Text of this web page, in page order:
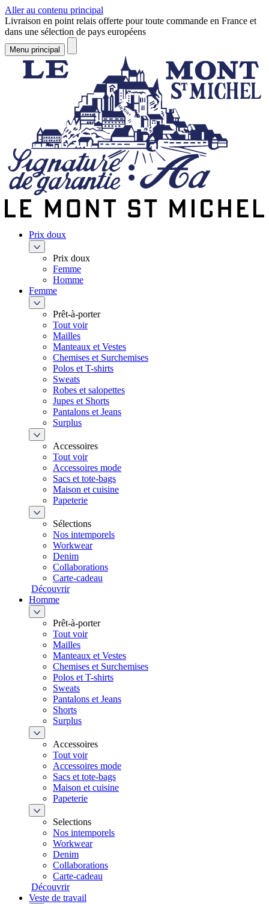
Aller au contenu principal
Livraison en point relais offerte pour toute commande en France et
dans une sélection de pays européens
Menu principal
Prix doux
Prix doux
Femme
Homme
Femme
Prêt-à-porter
Tout voir
Mailles
Manteaux et Vestes
Chemises et Surchemises
Polos et T-shirts
Sweats
Robes et salopettes
Jupes et Shorts
Pantalons et Jeans
Surplus
Accessoires
Tout voir
Accessoires mode
Sacs et tote-bags
Maison et cuisine
Papeterie
Sélections
Nos intemporels
Workwear
Denim
Collaborations
Carte-cadeau
Découvrir
Homme
Prêt-à-porter
Tout voir
Mailles
Manteaux et Vestes
Chemises et Surchemises
Polos et T-shirts
Sweats
Pantalons et Jeans
Shorts
Surplus
Accessoires
Tout voir
Accessoires mode
Sacs et tote-bags
Maison et cuisine
Papeterie
Selections
Nos intemporels
Workwear
Denim
Collaborations
Carte-cadeau
Découvrir
Veste de travail